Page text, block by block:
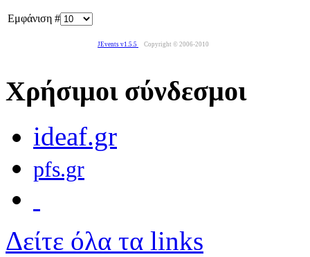
Εμφάνιση #
JEvents v1.5.5 Copyright © 2006-2010
Χρήσιμοι σύνδεσμοι
ideaf.gr
pfs.gr
Δείτε όλα τα links